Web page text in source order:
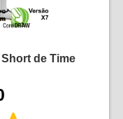
de Time